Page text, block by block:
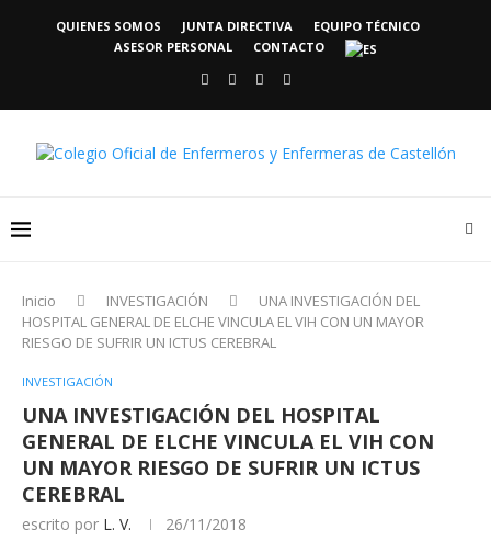
QUIENES SOMOS JUNTA DIRECTIVA
EQUIPO TÉCNICO
ASESOR PERSONAL
CONTACTO
Inicio INVESTIGACIÓN
UNA INVESTIGACIÓN DEL
HOSPITAL GENERAL DE ELCHE VINCULA EL VIH CON UN MAYOR
RIESGO DE SUFRIR UN ICTUS CEREBRAL
INVESTIGACIÓN
UNA INVESTIGACIÓN DEL HOSPITAL
GENERAL DE ELCHE VINCULA EL VIH CON
UN MAYOR RIESGO DE SUFRIR UN ICTUS
CEREBRAL
escrito por L. V. 26/11/2018